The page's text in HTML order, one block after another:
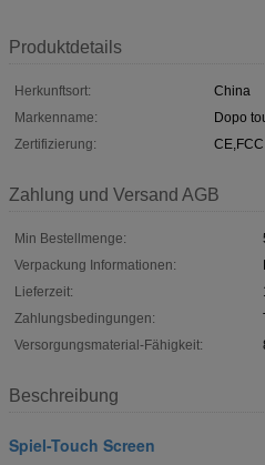
Produktdetails
Herkunftsort:
China
Markenname:
Dopo
Zertifizierung:
CE,FCC
Zahlung und Versand AGB
Min Bestellmenge:
Verpackung Informationen:
Lieferzeit:
Zahlungsbedingungen:
Versorgungsmaterial-Fähigkeit:
Beschreibung
Spiel-Touch Screen